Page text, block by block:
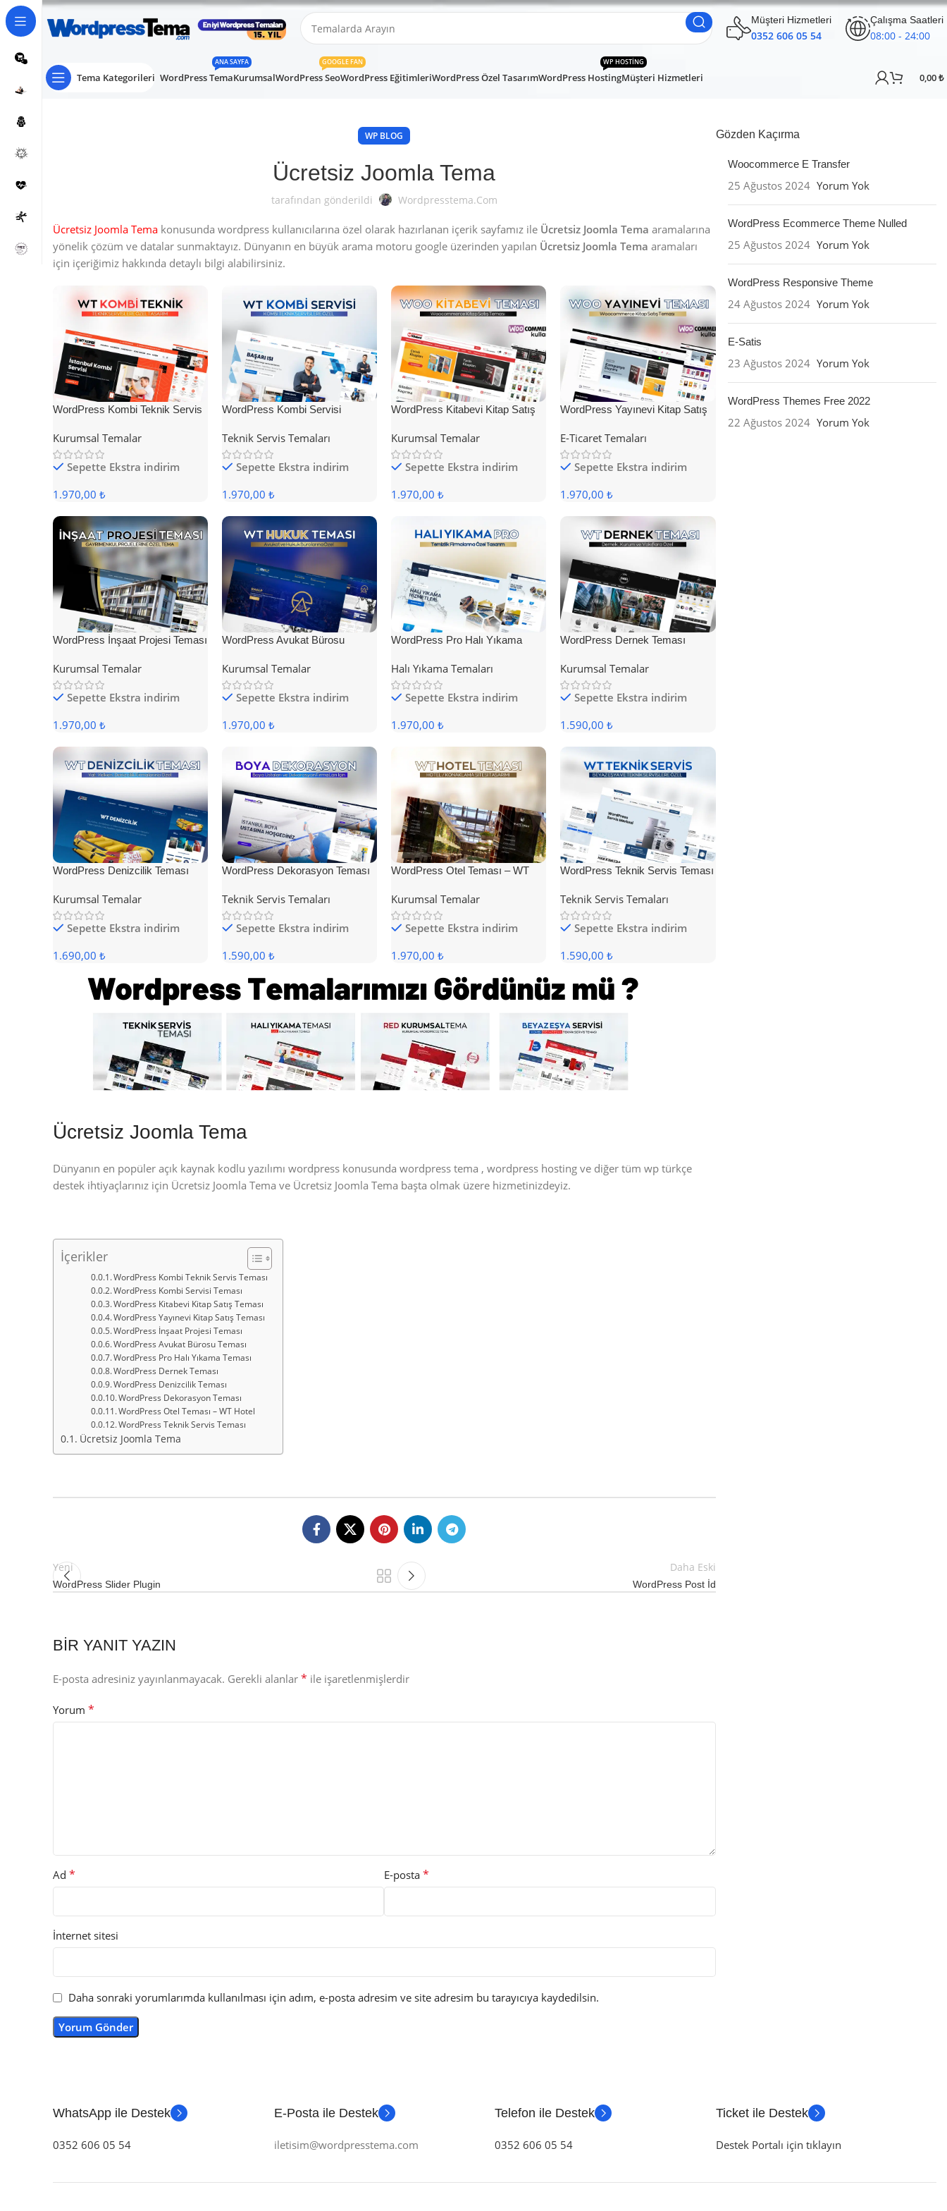
Müşteri Hizmetleri
0352 606 05 54
Çalışma Saatleri
08:00 - 24:00
Tema Kategorileri WordPress Tema
ANA SAYFA
KurumsalWordPress Seo
GOOGLE FAN
WordPress EğitimleriWordPress Özel TasarımWordPress Hosting
WP HOSTING
Müşteri Hizmetleri 0,00₺
WP BLOG
Ücretsiz Joomla Tema
tarafından gönderildi Wordpresstema.com
Ücretsiz Joomla Tema konusunda wordpress kullanıcılarına özel olarak hazırlanan içerik sayfamız ile Ücretsiz Joomla Tema aramalarına
yönelik çözüm ve datalar sunmaktayız. Dünyanın en büyük arama motoru google üzerinden yapılan Ücretsiz Joomla Tema aramaları
için içeriğimiz hakkında detaylı bilgi alabilirsiniz.
WordPress Kombi Teknik Servis
Kurumsal Temalar
Sepette Ekstra indirim
1.970,00 ₺
WordPress Kombi Servisi
Teknik Servis Temaları
Sepette Ekstra indirim
1.970,00 ₺
WordPress Kitabevi Kitap Satış
Kurumsal Temalar
Sepette Ekstra indirim
1.970,00 ₺
WordPress Yayınevi Kitap Satış
E-Ticaret Temaları
Sepette Ekstra indirim
1.970,00 ₺
WordPress İnşaat Projesi Teması
Kurumsal Temalar
Sepette Ekstra indirim
1.970,00 ₺
WordPress Avukat Bürosu
Kurumsal Temalar
Sepette Ekstra indirim
1.970,00 ₺
WordPress Pro Halı Yıkama
Halı Yıkama Temaları
Sepette Ekstra indirim
1.970,00 ₺
WordPress Dernek Teması
Kurumsal Temalar
Sepette Ekstra indirim
1.590,00 ₺
WordPress Denizcilik Teması
Kurumsal Temalar
Sepette Ekstra indirim
1.690,00 ₺
WordPress Dekorasyon Teması
Teknik Servis Temaları
Sepette Ekstra indirim
1.590,00 ₺
WordPress Otel Teması – WT
Kurumsal Temalar
Sepette Ekstra indirim
1.970,00 ₺
WordPress Teknik Servis Teması
Teknik Servis Temaları
Sepette Ekstra indirim
1.590,00 ₺
Ücretsiz Joomla Tema
Dünyanın en popüler açık kaynak kodlu yazılımı wordpress konusunda wordpress tema , wordpress hosting ve diğer tüm wp türkçe
destek ihtiyaçlarınız için Ücretsiz Joomla Tema ve Ücretsiz Joomla Tema başta olmak üzere hizmetinizdeyiz.
İçerikler
WordPress Kombi Teknik Servis Teması
WordPress Kombi Servisi Teması
WordPress Kitabevi Kitap Satış Teması
WordPress Yayınevi Kitap Satış Teması
WordPress İnşaat Projesi Teması
WordPress Avukat Bürosu Teması
WordPress Pro Halı Yıkama Teması
WordPress Dernek Teması
WordPress Denizcilik Teması
WordPress Dekorasyon Teması
WordPress Otel Teması – WT Hotel
WordPress Teknik Servis Teması
Ücretsiz Joomla Tema
Yeni
WordPress Slider Plugin
Daha Eski
WordPress Post İd
BIR YANIT YAZIN
E-posta adresiniz yayınlanmayacak. Gerekli alanlar * ile işaretlenmişlerdir
Yorum *
Ad * E-posta*
İnternet sitesi
Daha sonraki yorumlarımda kullanılması için adım, e-posta adresim ve site adresim bu tarayıcıya kaydedilsin.
Gözden Kaçırma
Woocommerce E Transfer
25 Ağustos 2024 Yorum Yok
WordPress Ecommerce Theme Nulled
25 Ağustos 2024 Yorum Yok
WordPress Responsive Theme
24 Ağustos 2024 Yorum Yok
E-Satis
23 Ağustos 2024 Yorum Yok
WordPress Themes Free 2022
22 Ağustos 2024 Yorum Yok
WhatsApp ile Destek
0352 606 05 54
E-Posta ile Destek
iletisim@wordpresstema.com
Telefon ile Destek
0352 606 05 54
Ticket ile Destek
Destek Portalı için tıklayın